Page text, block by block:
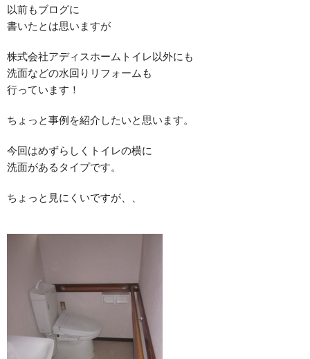
以前もブログに
書いたとは思いますが
株式会社アディスホームトイレ以外にも
洗面などの水回りリフォームも
行っています！
ちょっと事例を紹介したいと思います。
今回はめずらしくトイレの横に
洗面があるタイプです。
ちょっと見にくいですが、、